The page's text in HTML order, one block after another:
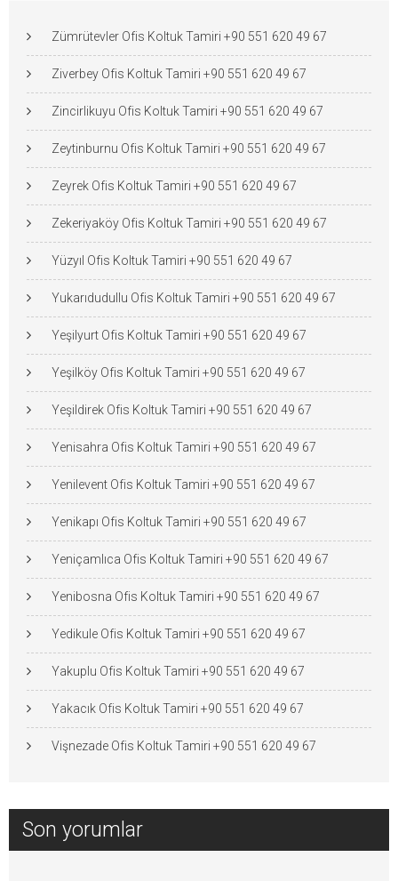
Zümrütevler Ofis Koltuk Tamiri +90 551 620 49 67
Ziverbey Ofis Koltuk Tamiri +90 551 620 49 67
Zincirlikuyu Ofis Koltuk Tamiri +90 551 620 49 67
Zeytinburnu Ofis Koltuk Tamiri +90 551 620 49 67
Zeyrek Ofis Koltuk Tamiri +90 551 620 49 67
Zekeriyaköy Ofis Koltuk Tamiri +90 551 620 49 67
Yüzyıl Ofis Koltuk Tamiri +90 551 620 49 67
Yukarıdudullu Ofis Koltuk Tamiri +90 551 620 49 67
Yeşilyurt Ofis Koltuk Tamiri +90 551 620 49 67
Yeşilköy Ofis Koltuk Tamiri +90 551 620 49 67
Yeşildirek Ofis Koltuk Tamiri +90 551 620 49 67
Yenisahra Ofis Koltuk Tamiri +90 551 620 49 67
Yenilevent Ofis Koltuk Tamiri +90 551 620 49 67
Yenikapı Ofis Koltuk Tamiri +90 551 620 49 67
Yeniçamlıca Ofis Koltuk Tamiri +90 551 620 49 67
Yenibosna Ofis Koltuk Tamiri +90 551 620 49 67
Yedikule Ofis Koltuk Tamiri +90 551 620 49 67
Yakuplu Ofis Koltuk Tamiri +90 551 620 49 67
Yakacık Ofis Koltuk Tamiri +90 551 620 49 67
Vişnezade Ofis Koltuk Tamiri +90 551 620 49 67
Son yorumlar